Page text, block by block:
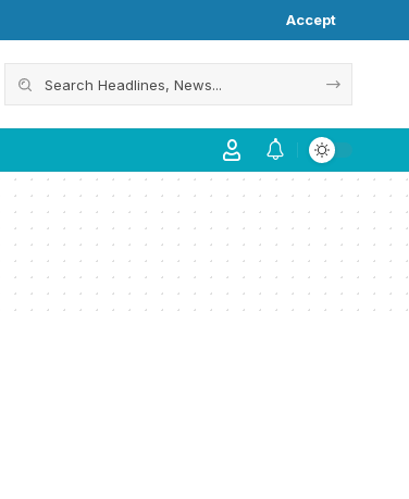
Accept